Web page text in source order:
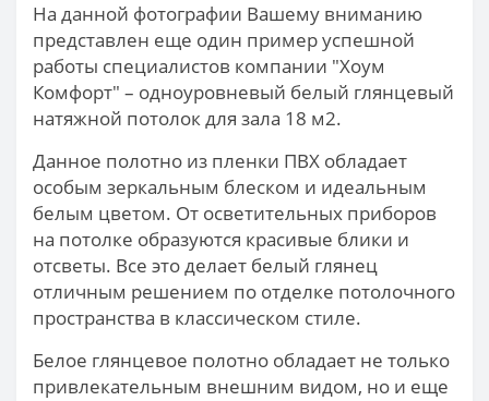
На данной фотографии Вашему вниманию
представлен еще один пример успешной
работы специалистов компании "Хоум
Комфорт" – одноуровневый белый глянцевый
натяжной потолок для зала 18 м2.
Данное полотно из пленки ПВХ обладает
особым зеркальным блеском и идеальным
белым цветом. От осветительных приборов
на потолке образуются красивые блики и
отсветы. Все это делает белый глянец
отличным решением по отделке потолочного
пространства в классическом стиле.
Белое глянцевое полотно обладает не только
привлекательным внешним видом, но и еще